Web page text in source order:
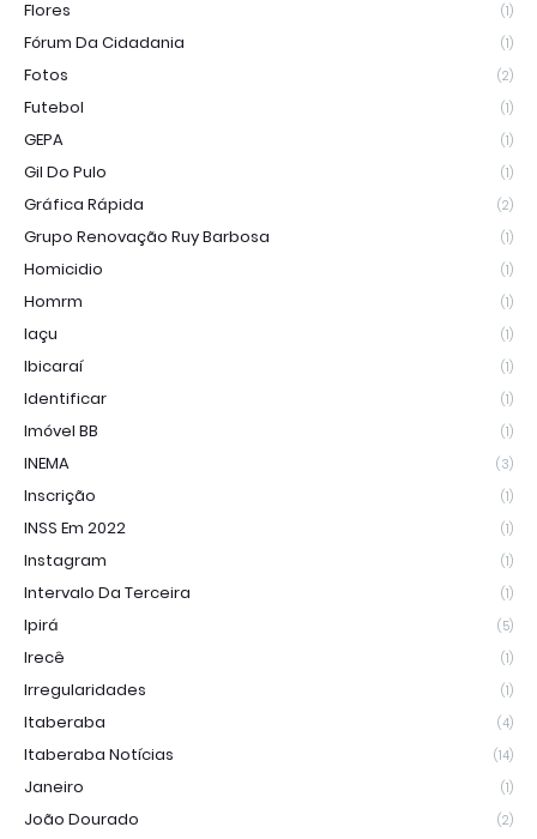
Flores (1)
Fórum Da Cidadania (1)
Fotos (2)
Futebol (1)
GEPA (1)
Gil Do Pulo (1)
Gráfica Rápida (2)
Grupo Renovação Ruy Barbosa (1)
Homicidio (1)
Homrm (1)
Iaçu (1)
Ibicaraí (1)
Identificar (1)
Imóvel BB (1)
INEMA (3)
Inscrição (1)
INSS Em 2022 (1)
Instagram (1)
Intervalo Da Terceira (1)
Ipirá (5)
Irecê (1)
Irregularidades (1)
Itaberaba (4)
Itaberaba Notícias (14)
Janeiro (1)
João Dourado (2)